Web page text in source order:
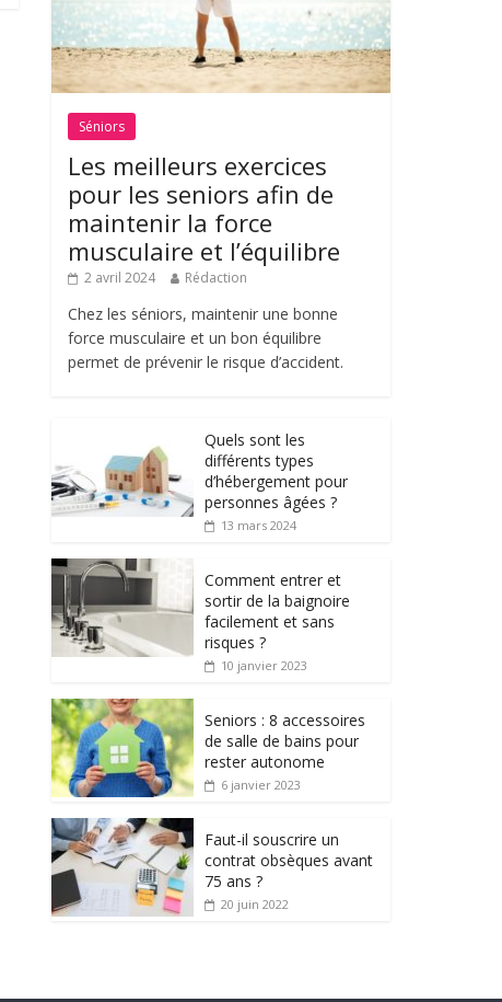
Séniors
Les meilleurs exercices
pour les seniors afin de
maintenir la force
musculaire et l’équilibre
2 avril 2024 Rédaction
Chez les séniors, maintenir une bonne
force musculaire et un bon équilibre
permet de prévenir le risque d’accident.
Quels sont les
différents types
d’hébergement pour
personnes âgées ?
13 mars 2024
Comment entrer et
sortir de la baignoire
facilement et sans
risques ?
10 janvier 2023
Seniors : 8 accessoires
de salle de bains pour
rester autonome
6 janvier 2023
Faut-il souscrire un
contrat obsèques avant
75 ans ?
20 juin 2022